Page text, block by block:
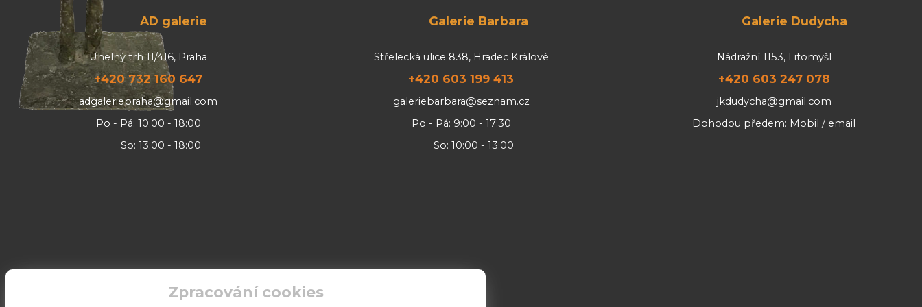
AD galerie
Uhelný trh 11/416, Praha
+420 732 160 647
adgaleriepraha@gmail.com
Po - Pá: 10:00 - 18:00
So: 13:00 - 18:00
Galerie Barbara
Střelecká ulice 838, Hradec Králové
+420 603 199 413
galeriebarbara@seznam.cz
Po - Pá: 9:00 - 17:30
So: 10:00 - 13:00
Galerie Dudycha
Nádražní 1153, Litomyšl
+420 603 247 078
jkdudycha@gmail.com
Dohodou předem: Mobil / email
Zpracování cookies